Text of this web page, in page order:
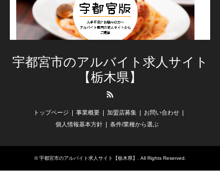
宇都宮市のアルバイト求人サイト
【栃木県】
トップページ 事業概要 加盟店募集
お問い合わせ
個人情報基本方針
条件/業種から選ぶ
©宇都宮市のアルバイト求人サイト【栃木県】 . All Rights Reserved.